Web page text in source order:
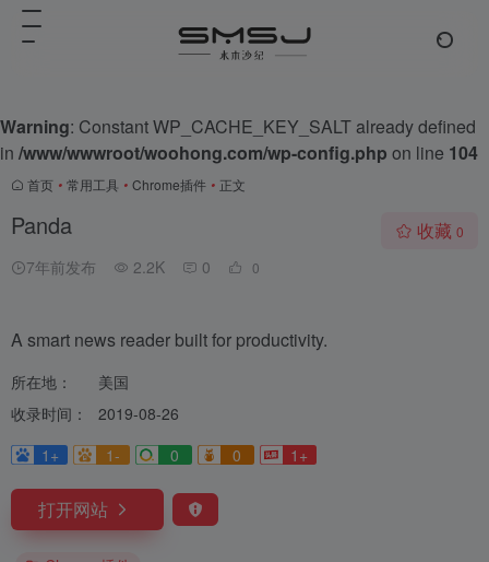
Warning: Constant WP_CACHE_KEY_SALT already defined
in /www/wwwroot/woohong.com/wp-config.php on line 104
首页 • 常用工具 • Chrome插件 • 正文
Panda
7年前发布 2.2K 0 0
收藏 0
A smart news reader built for productivity.
所在地：
美国
收录时间：
2019-08-26
1+
1- 0 0 1+
打开网站